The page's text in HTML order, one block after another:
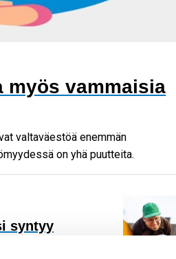
myös vammaisia
valtaväestöä enemmän
on yhä puutteita.
syntyy